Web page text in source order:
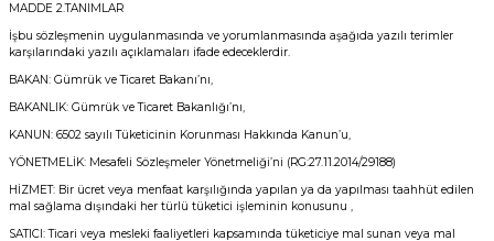
MADDE 2.TANIMLAR
İşbu sözleşmenin uygulanmasında ve yorumlanmasında aşağıda yazılı terimler
karşılarındaki yazılı açıklamaları ifade edeceklerdir.
BAKAN: Gümrük ve Ticaret Bakanı’nı,
BAKANLIK: Gümrük ve Ticaret Bakanlığı’nı,
KANUN: 6502 sayılı Tüketicinin Korunması Hakkında Kanun’u,
YÖNETMELİK: Mesafeli Sözleşmeler Yönetmeliği’ni (RG:27.11.2014/29188)
HİZMET: Bir ücret veya menfaat karşılığında yapılan ya da yapılması taahhüt edilen
mal sağlama dışındaki her türlü tüketici işleminin konusunu ,
SATICI: Ticari veya mesleki faaliyetleri kapsamında tüketiciye mal sunan veya mal